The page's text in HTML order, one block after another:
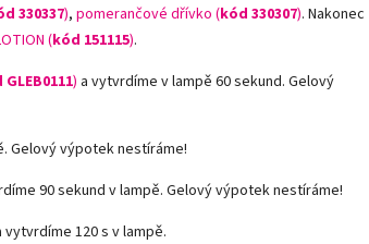
330337), pomerančové dřívko (kód 330307). Nakonec
(kód 151115).
) a vytvrdíme v lampě 60 sekund. Gelový
Gelový výpotek nestíráme!
90 sekund v lampě. Gelový výpotek nestíráme!
vytvrdíme 120 s v lampě.